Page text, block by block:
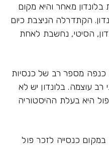
מאחר והיא מקום
הקתדרלה הניצבת כיום
הסיטי, נחשבת לאחת
מספר רב של כנסיות
עוצמה. בלונדון יש לא
היא בעלת ההיסטוריה
עמדה במקום כנסייה לזכר פול